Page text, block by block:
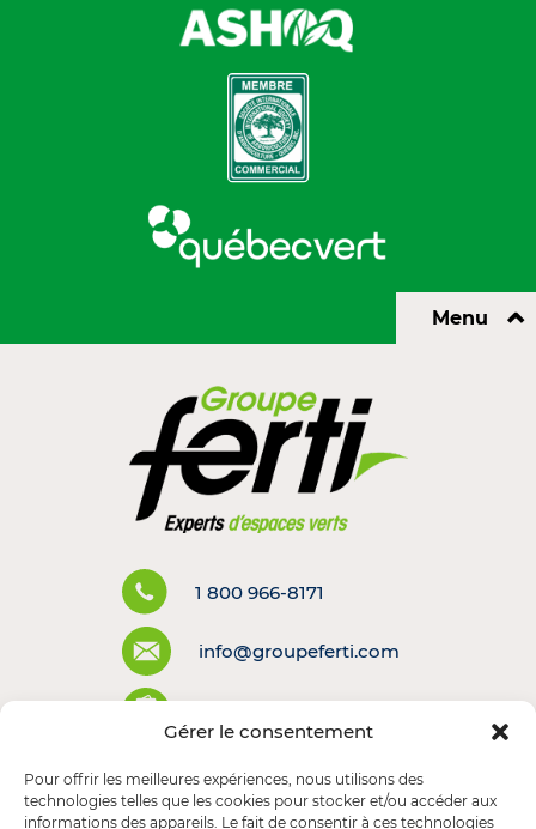
Gérer le consentement
Pour offrir les meilleures expériences, nous utilisons des
technologies telles que les cookies pour stocker et/ou accéder aux
informations des appareils. Le fait de consentir à ces technologies
Menu ⌃
1 800 966-8171
info@groupeferti.com